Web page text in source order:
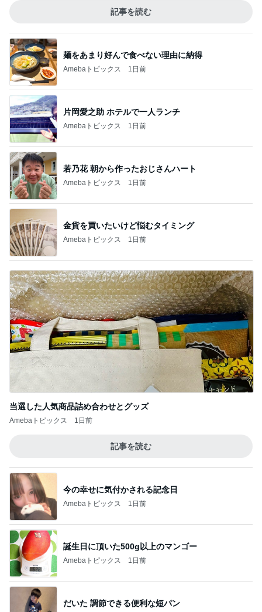
記事を読む
麺をあまり好んで食べない理由に納得
Amebaトピックス 1日前
片岡愛之助 ホテルで一人ランチ
Amebaトピックス 1日前
若乃花 朝から作ったおじさんハート
Amebaトピックス 1日前
金貨を買いたいけど悩むタイミング
Amebaトピックス 1日前
当選した人気商品詰め合わせとグッズ
Amebaトピックス 1日前
記事を読む
今の幸せに気付かされる記念日
Amebaトピックス 1日前
誕生日に頂いた500g以上のマンゴー
Amebaトピックス 1日前
だいた 調節できる便利な短パン